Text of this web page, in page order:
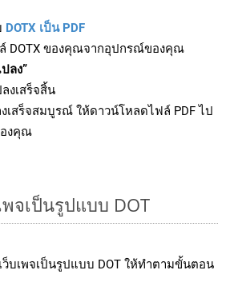
DOTX เป็น PDF
DOTX ของคุณจากอุปกรณ์ของคุณ
ลง”
งเสร็จสิ้น
เสร็จสมบูรณ์ ให้ดาวน์โหลดไฟล์ PDF ไป
งคุณ
พจเป็นรูปแบบ DOT
ว็บเพจเป็นรูปแบบ DOT ให้ทำตามขั้นตอน